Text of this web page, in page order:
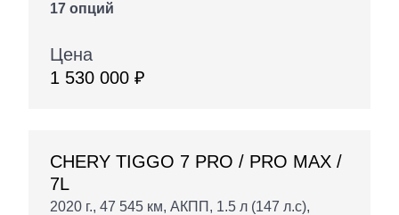
17 опций
Цена
1 530 000 ₽
CHERY TIGGO 7 PRO / PRO MAX /
7L
2020 г., 47 545 км, АКПП, 1.5 л (147 л.с),